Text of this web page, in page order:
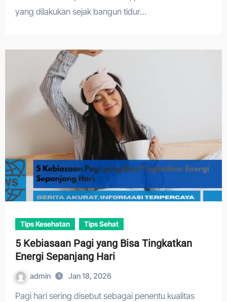
yang dilakukan sejak bangun tidur…
Tips Kesehatan Tips Sehat
5 Kebiasaan Pagi yang Bisa Tingkatkan
Energi Sepanjang Hari
admin Jan 18, 2026
Pagi hari sering disebut sebagai penentu kualitas